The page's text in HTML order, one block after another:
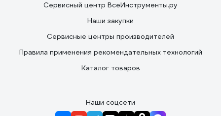
Сервисный центр ВсеИнструменты.ру
Наши закупки
Сервисные центры производителей
Правила применения рекомендательных технологий
Каталог товаров
Наши соцсети